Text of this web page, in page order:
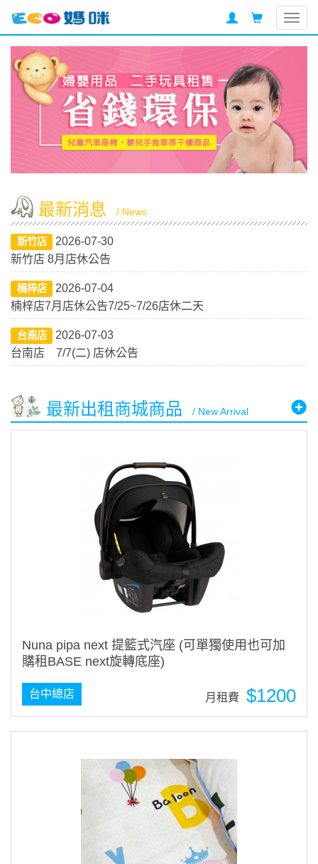
最新消息 / News
新竹店
2026-07-30
新竹店 8月店休公告
楠梓店
2026-07-04
楠梓店7月店休公告7/25~7/26店休二天
台南店
2026-07-03
台南店 7/7(二) 店休公告
最新出租商城商品 / New Arrival
Nuna pipa next 提籃式汽座 (可單獨使用也可加
購租BASE next旋轉底座)
$1200
月租費
台中總店